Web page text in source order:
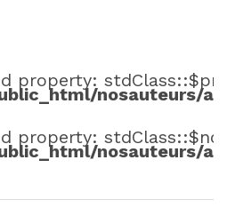
property:
nosauteurs/
property:
nosauteurs/